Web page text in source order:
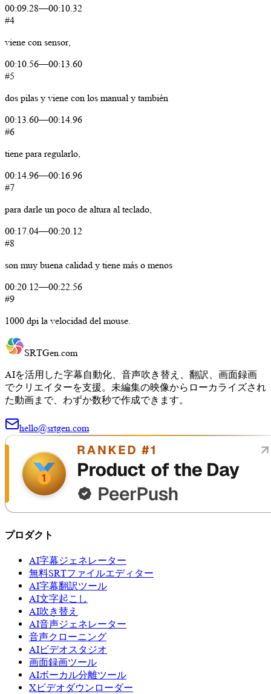
00:09.28—00:10.32
#4
viene con sensor,
00:10.56—00:13.60
#5
dos pilas y viene con los manual y también
00:13.60—00:14.96
#6
tiene para regularlo,
00:14.96—00:16.96
#7
para darle un poco de altura al teclado,
00:17.04—00:20.12
#8
son muy buena calidad y tiene más o menos
00:20.12—00:22.56
#9
1000 dpi la velocidad del mouse.
SRTGen.com
AIを活用した字幕自動化、音声吹き替え、翻訳、画面録画
でクリエイターを支援。未編集の映像からローカライズされ
た動画まで、わずか数秒で作成できます。
hello@srtgen.com
プロダクト
AI字幕ジェネレーター
無料SRTファイルエディター
AI字幕翻訳ツール
AI文字起こし
AI吹き替え
AI音声ジェネレーター
音声クローニング
AIビデオスタジオ
画面録画ツール
AIボーカル分離ツール
Xビデオダウンローダー